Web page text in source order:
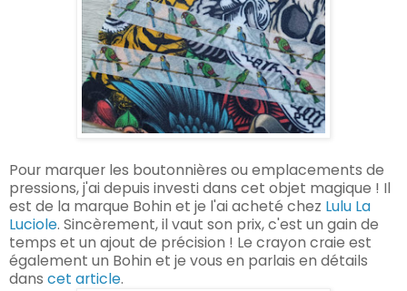
Pour marquer les boutonnières ou emplacements de
pressions, j'ai depuis investi dans cet objet magique ! Il
est de la marque Bohin et je l'ai acheté chez Lulu La
Luciole. Sincèrement, il vaut son prix, c'est un gain de
temps et un ajout de précision ! Le crayon craie est
également un Bohin et je vous en parlais en détails
dans cet article.